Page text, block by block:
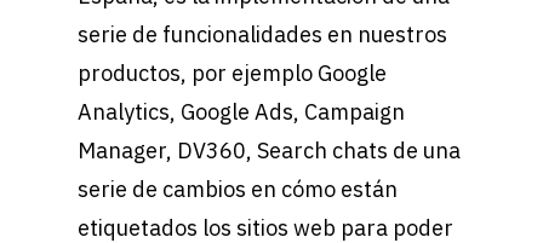
serie de funcionalidades en nuestros
productos, por ejemplo Google
Analytics, Google Ads, Campaign
Manager, DV360, Search chats de una
serie de cambios en cómo están
etiquetados los sitios web para poder